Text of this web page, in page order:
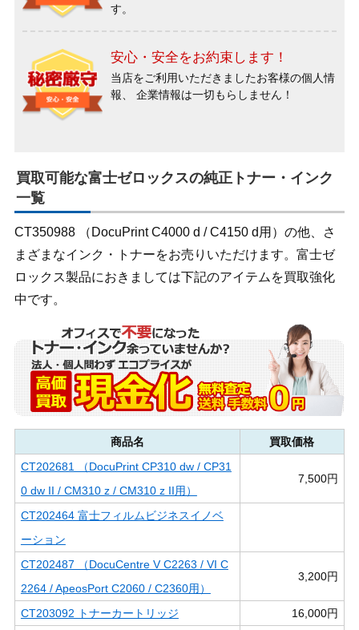
す。
安心・安全をお約束します！
当店をご利用いただきましたお客様の個人情
報、 企業情報は一切もらしません！
買取可能な富士ゼロックスの純正トナー・インク
一覧
CT350988 （DocuPrint C4000 d / C4150 d用）の他、さ
まざまなインク・トナーをお売りいただけます。富士ゼ
ロックス製品におきましては下記のアイテムを買取強化
中です。
商品名
買取価格
CT202681 （DocuPrint CP310 dw / CP31
0 dw II / CM310 z / CM310 z II用）
7,500円
CT202464 富士フィルムビジネスイノベ
ーション
CT202487 （DocuCentre V C2263 / VI C
2264 / ApeosPort C2060 / C2360用）
3,200円
CT203092 トナーカートリッジ
16,000円